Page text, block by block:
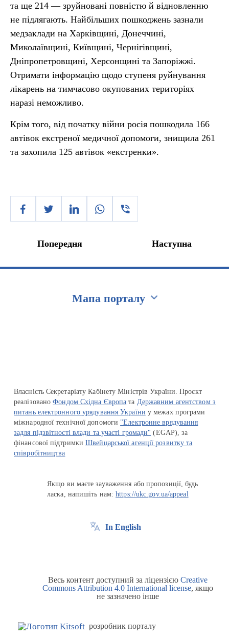
та ще 214 — зруйновані повністю й відновленню
не підлягають. Найбільших пошкоджень зазнали
медзаклади на Харківщині, Донеччині,
Миколаївщині, Київщині, Чернігівщині,
Дніпропетровщині, Херсонщині та Запоріжжі.
Отримати інформацію щодо ступеня руйнування
лікарень на тимчасово окупованих територіях
наразі неможливо.
Крім того, від початку війни росія пошкодила 166
автівок екстреної медичної допомоги, знищила 261
та захопила 125 автівок «екстренки».
Попередня Наступна
Мапа порталу
Власність Секретаріату Кабінету Міністрів України. Проєкт
реалізованоФондом Східна Європа та Державним агентством з
питань електронного урядування України у межах програми
міжнародної технічної допомоги "Електронне врядування
задля підзвітності влади та участі громади" (EGAP), за
фінансової підтримкиШвейцарської агенції розвитку та
співробітництва
Якщо ви маєте зауваження або пропозиції, будь
ласка, напишіть нам:https://ukc.gov.ua/appeal
In English
Весь контент доступний за ліцензією Creative
Commons Attribution 4.0 International license, якщо
не зазначено інше
розробник порталу